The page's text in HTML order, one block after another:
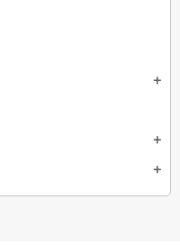
add
add
add